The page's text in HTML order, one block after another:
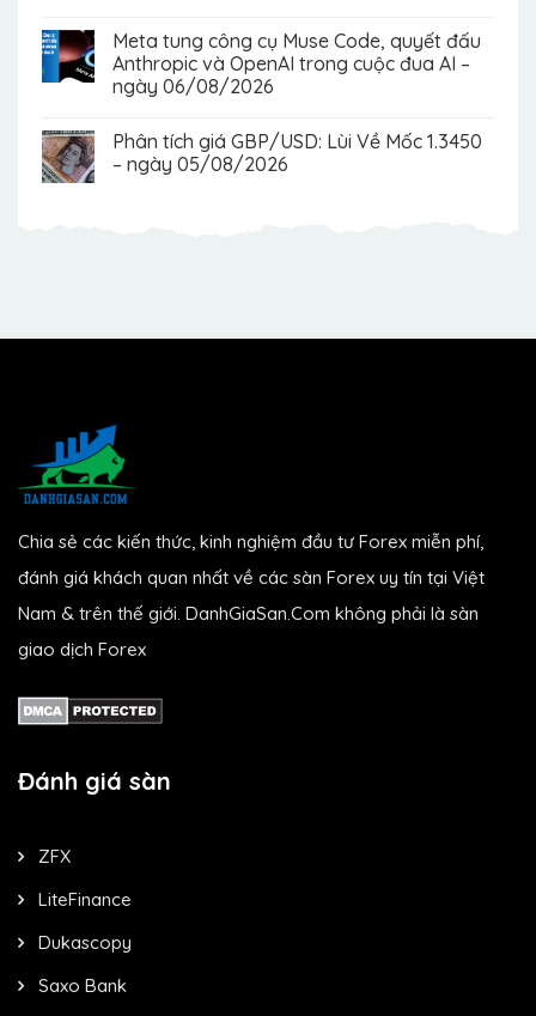
Meta tung công cụ Muse Code, quyết đấu
Anthropic và OpenAI trong cuộc đua AI –
ngày 06/08/2026
Phân tích giá GBP/USD: Lùi Về Mốc 1.3450
– ngày 05/08/2026
Chia sẻ các kiến thức, kinh nghiệm đầu tư Forex miễn phí,
đánh giá khách quan nhất về các sàn Forex uy tín tại Việt
Nam & trên thế giới. DanhGiaSan.Com không phải là sàn
giao dịch Forex
Đánh giá sàn
ZFX
LiteFinance
Dukascopy
Saxo Bank